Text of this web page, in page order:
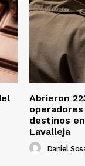
Abrieron
destinos
Lavalleja
Daniel